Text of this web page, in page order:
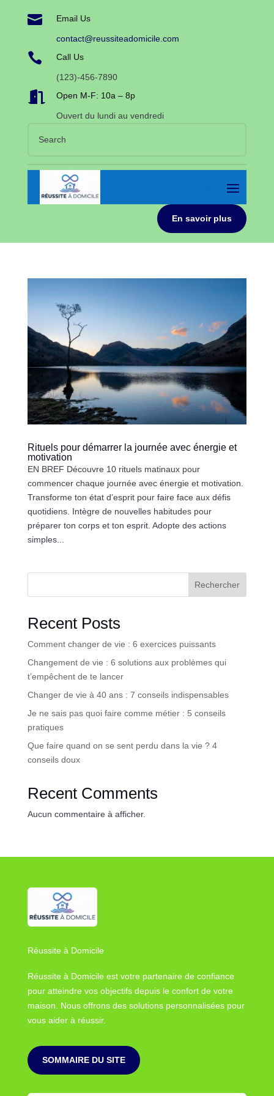
 Email Us
contact@reussiteadomicile.com
 Call Us
(123)-456-7890
 Open M-F: 10a – 8p
Ouvert du lundi au vendredi
En savoir plus
Rituels pour démarrer la journée avec énergie et
motivation
EN BREF Découvre 10 rituels matinaux pour
commencer chaque journée avec énergie et motivation.
Transforme ton état d’esprit pour faire face aux défis
quotidiens. Intègre de nouvelles habitudes pour
préparer ton corps et ton esprit. Adopte des actions
simples...
Rechercher
Recent Posts
Comment changer de vie : 6 exercices puissants
Changement de vie : 6 solutions aux problèmes qui
t’empêchent de te lancer
Changer de vie à 40 ans : 7 conseils indispensables
Je ne sais pas quoi faire comme métier : 5 conseils
pratiques
Que faire quand on se sent perdu dans la vie ? 4
conseils doux
Recent Comments
Aucun commentaire à afficher.
Réussite à Domicile
Réussite à Domicile est votre partenaire de confiance
pour atteindre vos objectifs depuis le confort de votre
maison. Nous offrons des solutions personnalisées pour
vous aider à réussir.
SOMMAIRE DU SITE